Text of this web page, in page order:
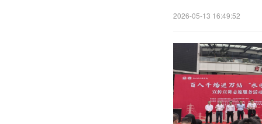
2026-05-13 16:49:52